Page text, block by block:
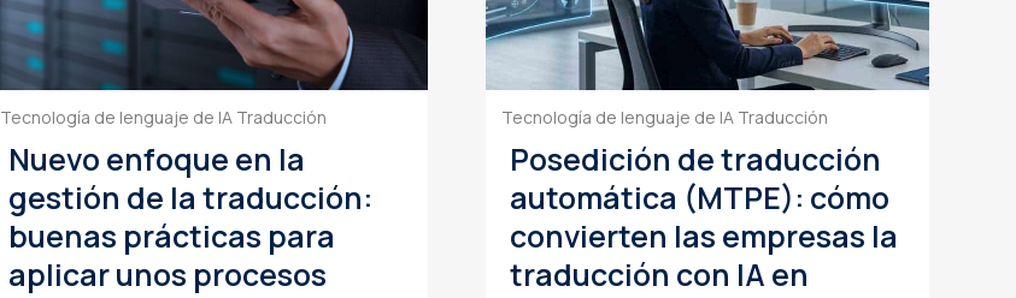
Tecnología de lenguaje de IA Traducción
Nuevo enfoque en la
gestión de la traducción:
buenas prácticas para
aplicar unos procesos
Tecnología de lenguaje de IA Traducción
Posedición de traducción
automática (MTPE): cómo
convierten las empresas la
traducción con IA en